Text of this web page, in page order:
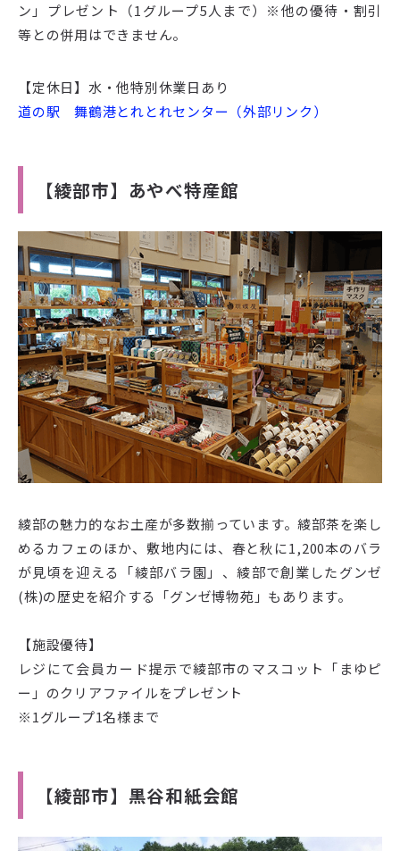
ン」プレゼント（1グループ5人まで）※他の優待・割引
等との併用はできません。
【定休日】水・他特別休業日あり
道の駅 舞鶴港とれとれセンター（外部リンク）
【綾部市】あやべ特産館
綾部の魅力的なお土産が多数揃っています。綾部茶を楽し
めるカフェのほか、敷地内には、春と秋に1,200本のバラ
が見頃を迎える「綾部バラ園」、綾部で創業したグンゼ
(株)の歴史を紹介する「グンゼ博物苑」もあります。
【施設優待】
レジにて会員カード提示で綾部市のマスコット「まゆピ
ー」のクリアファイルをプレゼント
※1グループ1名様まで
【綾部市】黒谷和紙会館